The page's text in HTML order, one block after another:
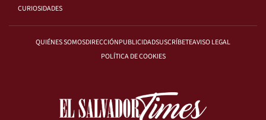
CURIOSIDADES
QUIÉNES SOMOSDIRECCIÓNPUBLICIDADSUSCRÍBETEAVISO LEGAL
POLÍTICA DE COOKIES